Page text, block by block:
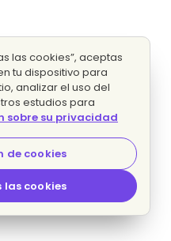
las cookies”, aceptas
tu dispositivo para
analizar el uso del
estudios para
sobre su privacidad
de cookies
cookies